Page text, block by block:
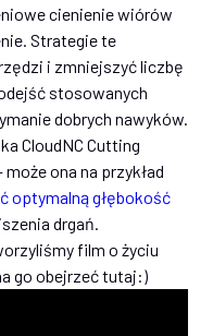
cienienie wiórów
Strategie te
i zmniejszyć liczbę
stosowanych
dobrych nawyków.
CloudNC Cutting
ona na przykład
optymalną głębokość
drgań.
film o życiu
go obejrzeć tutaj:)